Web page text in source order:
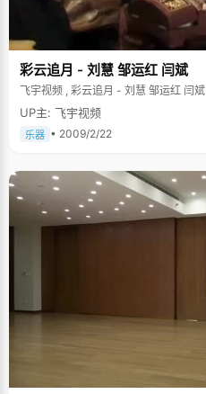
彩云追月 - 刘慧 邹运红 闫斌
飞宇视频 , 彩云追月 - 刘慧 邹运红 闫斌
UP主: 飞宇视频
乐器 • 2009/2/22